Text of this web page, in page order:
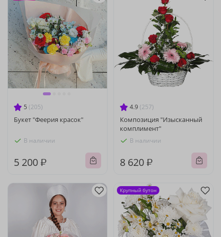
5 (205)
Букет "Феерия красок"
В наличии
5 200 ₽
4.9 (257)
Композиция "Изысканный
комплимент"
В наличии
8 620 ₽
Крупный бутон